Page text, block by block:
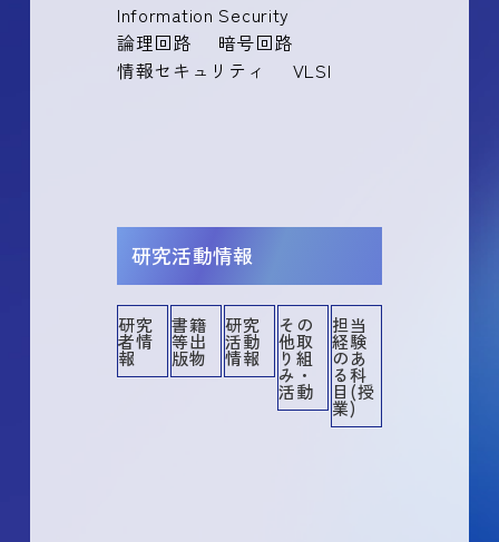
Information Security
論理回路
暗号回路
情報セキュリティ
VLSI
研究活動情報
研究
者情
報
書籍
等出
版物
研究
活動
情報
その
他取
り組
み・
活動
担当
経験
のあ
る科
目(授
業)